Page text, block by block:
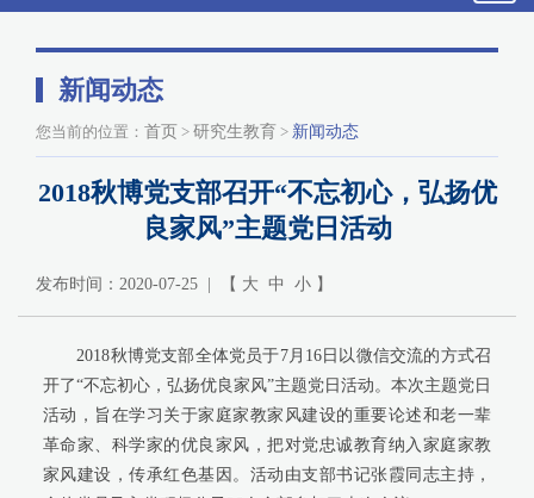
新闻动态
您当前的位置： 首页 > 研究生教育 > 新闻动态
2018秋博党支部召开“不忘初心，弘扬优
良家风”主题党日活动
发布时间：2020-07-25 | 【 大 中 小 】
2018秋博党支部全体党员于7月 16 日以微信交流的方式召
开了“不忘初心，弘扬优良家风”主题党日活动。本次主题党日
活动，旨在学习关于家庭家教家风建设的重要论述和老一辈
革命家、科学家的优良家风，把对党忠诚教育纳入家庭家教
家风建设，传承红色基因。活动由支部书记张霞同志主持，